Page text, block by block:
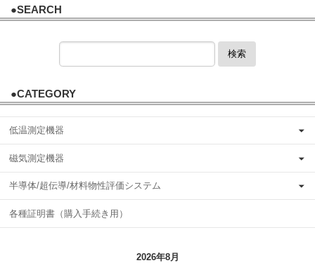
●SEARCH
検索
●CATEGORY
低温測定機器
磁気測定機器
半導体/超伝導/材料物性評価システム
各種証明書（購入手続き用）
2026年8月